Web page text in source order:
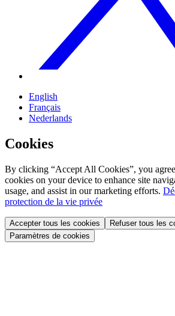
English
Français
Nederlands
Cookies
By clicking “Accept All Cookies”, you
cookies on your device to enhance site
usage, and assist in our marketing efforts.
protection de la vie privée
Accepter tous les cookies
Refuser tous les
Paramètres de cookies